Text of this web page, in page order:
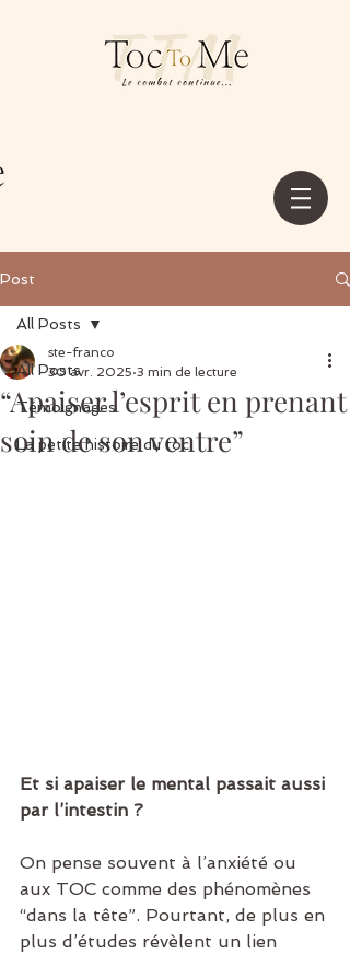
Post
All Posts
Témoignages
La petite histoire du toc
All Posts
“Apaiser l’esprit en prenant
soin de son ventre”
ste-franco
30 avr. 2025 3 min de lecture
Et si apaiser le mental passait aussi
par l’intestin ?
On pense souvent à l’anxiété ou
aux TOC comme des phénomènes
“dans la tête”. Pourtant, de plus en
plus d’études révèlent un lien